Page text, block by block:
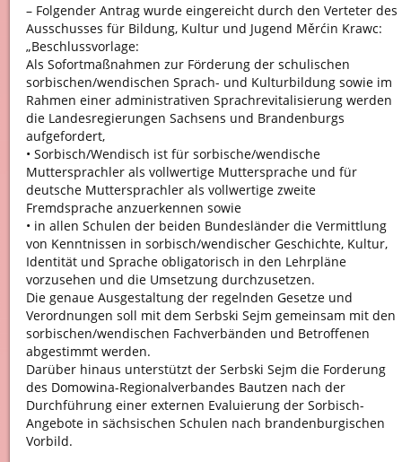
– Folgender Antrag wurde eingereicht durch den Verteter des
Ausschusses für Bildung, Kultur und Jugend Měrćin Krawc:
„Beschlussvorlage:
Als Sofortmaßnahmen zur Förderung der schulischen
sorbischen/wendischen Sprach- und Kulturbildung sowie im
Rahmen einer administrativen Sprachrevitalisierung werden
die Landesregierungen Sachsens und Brandenburgs
aufgefordert,
• Sorbisch/Wendisch ist für sorbische/wendische
Muttersprachler als vollwertige Muttersprache und für
deutsche Muttersprachler als vollwertige zweite
Fremdsprache anzuerkennen sowie
• in allen Schulen der beiden Bundesländer die Vermittlung
von Kenntnissen in sorbisch/wendischer Geschichte, Kultur,
Identität und Sprache obligatorisch in den Lehrpläne
vorzusehen und die Umsetzung durchzusetzen.
Die genaue Ausgestaltung der regelnden Gesetze und
Verordnungen soll mit dem Serbski Sejm gemeinsam mit den
sorbischen/wendischen Fachverbänden und Betroffenen
abgestimmt werden.
Darüber hinaus unterstützt der Serbski Sejm die Forderung
des Domowina-Regionalverbandes Bautzen nach der
Durchführung einer externen Evaluierung der Sorbisch-
Angebote in sächsischen Schulen nach brandenburgischen
Vorbild.